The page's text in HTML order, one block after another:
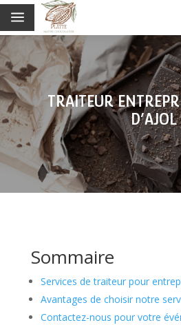
a
TRAITEUR
D’AJOL
Sommaire
Services de traiteur pour
Avantages de choisir notre
Contactez-nous pour votre